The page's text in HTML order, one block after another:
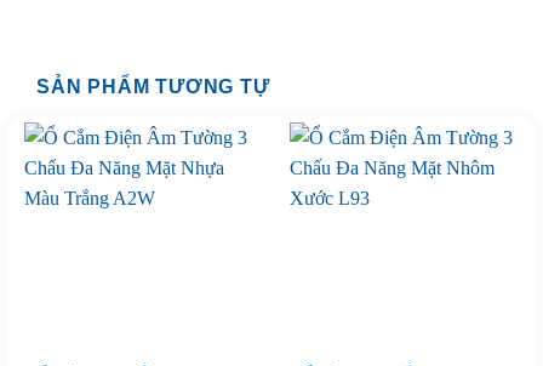
SẢN PHẨM TƯƠNG TỰ